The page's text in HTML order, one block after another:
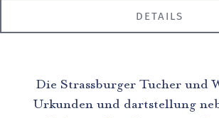
DETAILS
Die Strassburger Tucher und
Urkunden und dartstellung